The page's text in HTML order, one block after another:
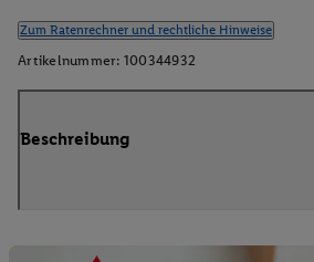
Zum Ratenrechner und rechtliche Hinweise
Artikelnummer: 100344932
Beschreibung